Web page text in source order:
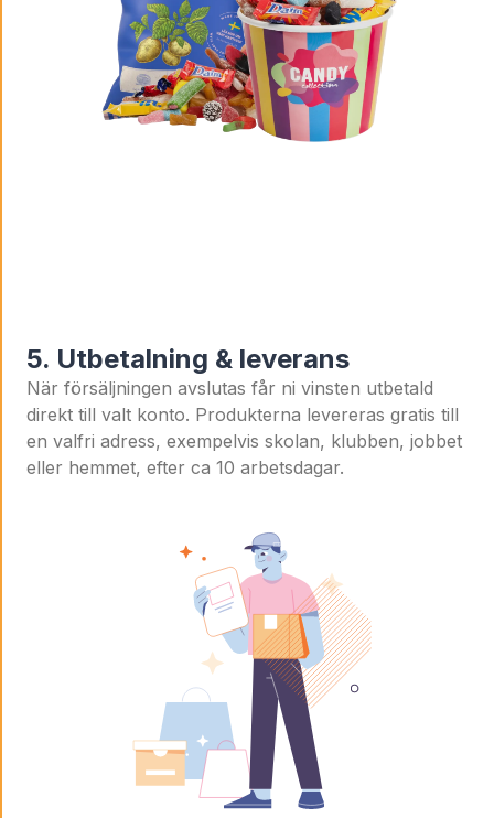
5. Utbetalning & leverans
När försäljningen avslutas får ni vinsten utbetald
direkt till valt konto. Produkterna levereras gratis till
en valfri adress, exempelvis skolan, klubben, jobbet
eller hemmet, efter ca 10 arbetsdagar.